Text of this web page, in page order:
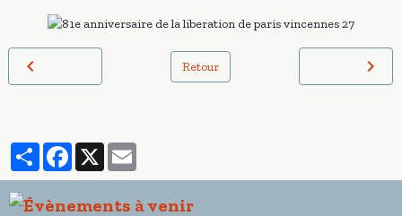
Retour
PartagerFacebook
X